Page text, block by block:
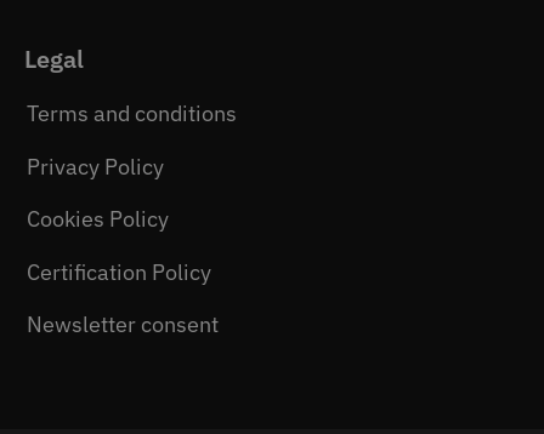
Legal
Terms and conditions
Privacy Policy
Cookies Policy
Certification Policy
Newsletter consent